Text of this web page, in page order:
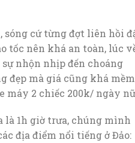
sóng cứ từng đợt liên hồi
tốc nên khá an toàn, lúc
nhộn nhịp đến choáng
đẹp mà giá cũng khá
máy 2 chiếc 200k/ ngày
là 1h giờ trưa, chúng mình
địa điểm nổi tiếng ở Đảo: